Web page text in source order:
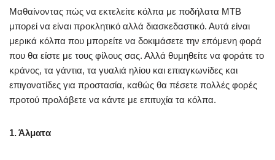
Μαθαίνοντας πώς να εκτελείτε κόλπα με ποδήλατα ΜΤΒ
μπορεί να είναι προκλητικό αλλά διασκεδαστικό. Αυτά είναι
μερικά κόλπα που μπορείτε να δοκιμάσετε την επόμενη φορά
που θα είστε με τους φίλους σας. Αλλά θυμηθείτε να φοράτε το
κράνος, τα γάντια, τα γυαλιά ηλίου και επιαγκωνίδες και
επιγονατίδες για προστασία, καθώς θα πέσετε πολλές φορές
προτού προλάβετε να κάντε με επιτυχία τα κόλπα.
1. Άλματα